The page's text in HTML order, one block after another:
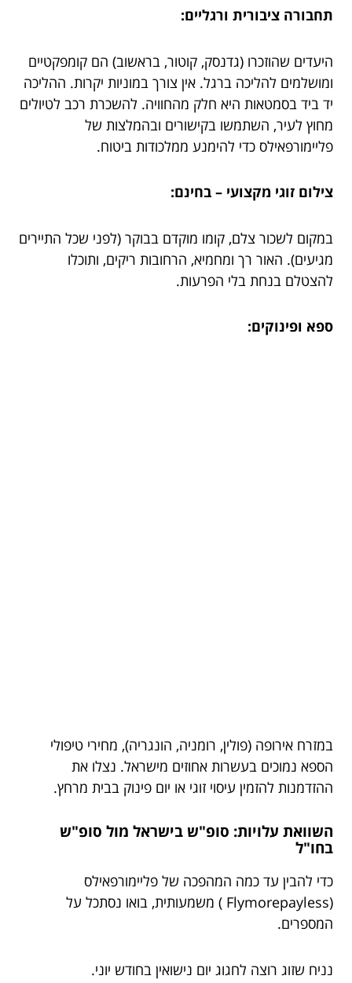
תחבורה ציבורית ורגליים:
היעדים שהוזכרו (גדנסק, קוטור, בראשוב) הם קומפקטיים
ומושלמים להליכה ברגל. אין צורך במוניות יקרות. ההליכה
יד ביד בסמטאות היא חלק מהחוויה. להשכרת רכב לטיולים
מחוץ לעיר, השתמשו בקישורים ובהמלצות של
פליימורפאילס כדי להימנע ממלכודות ביטוח.
צילום זוגי מקצועי – בחינם:
במקום לשכור צלם, קומו מוקדם בבוקר (לפני שכל התיירים
מגיעים). האור רך ומחמיא, הרחובות ריקים, ותוכלו
להצטלם בנחת בלי הפרעות.
ספא ופינוקים:
במזרח אירופה (פולין, רומניה, הונגריה), מחירי טיפולי
הספא נמוכים בעשרות אחוזים מישראל. נצלו את
ההזדמנות להזמין עיסוי זוגי או יום פינוק בבית מרחץ.
השוואת עלויות: סופ"ש בישראל מול סופ"ש
בחו"ל
כדי להבין עד כמה המהפכה של פליימורפאילס
(Flymorepayless ) משמעותית, בואו נסתכל על
המספרים.
נניח שזוג רוצה לחגוג יום נישואין בחודש יוני.